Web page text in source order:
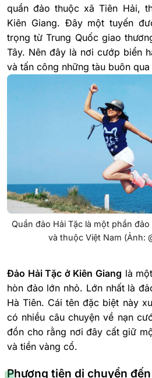
quần đảo thuộc xã Tiên Hải,
Kiên Giang. Đây một tuyến
trọng từ Trung Quốc giao
Tây. Nên đây là nơi cướp biển
và tấn công những tàu buôn qua
Quần đảo Hải Tặc là một phần
và thuộc Việt Nam (Ảnh:
Đảo Hải Tặc ở Kiên Giang là
hòn đảo lớn nhỏ. Lớn nhất là
Hà Tiên. Cái tên đặc biệt này
có nhiều câu chuyện về nạn
đồn cho rằng nơi đây cất giữ
và tiền vàng cổ.
Phương tiện di chuyển